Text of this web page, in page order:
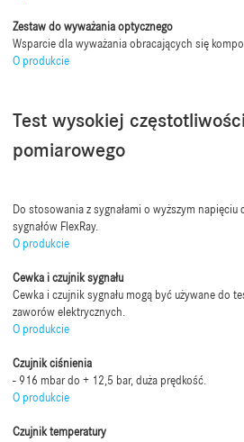
Zestaw do wyważania optycznego
Wsparcie dla wyważania obracających się
O produkcie
Test wysokiej
pomiarowego
Do stosowania z sygnałami o wyższym
sygnałów FlexRay.
O produkcie
Cewka i czujnik sygnału
Cewka i czujnik sygnału mogą być używane do
zaworów elektrycznych.
O produkcie
Czujnik ciśnienia
- 916 mbar do + 12,5 bar, duża prędkość.
O produkcie
Czujnik temperatury